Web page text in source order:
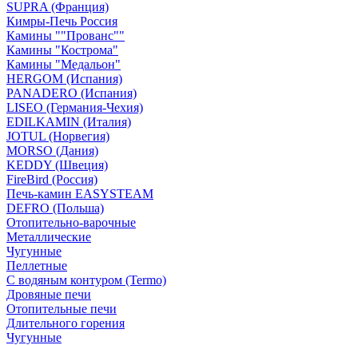
SUPRA (Франция)
Кимры-Печь Россия
Камины ""Прованс""
Камины "Кострома"
Камины "Медальон"
HERGOM (Испания)
PANADERO (Испания)
LISEO (Германия-Чехия)
EDILKAMIN (Италия)
JOTUL (Норвегия)
MORSO (Дания)
KEDDY (Швеция)
FireBird (Россия)
Печь-камин EASYSTEAM
DEFRO (Польша)
Отопительно-варочные
Металлические
Чугунные
Пеллетные
С водяным контуром (Termo)
Дровяные печи
Отопительные печи
Длительного горения
Чугунные